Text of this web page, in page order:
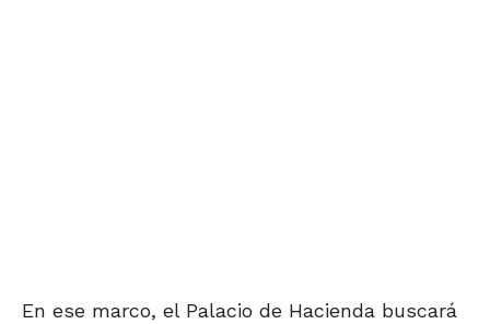
En ese marco, el Palacio de Hacienda buscará